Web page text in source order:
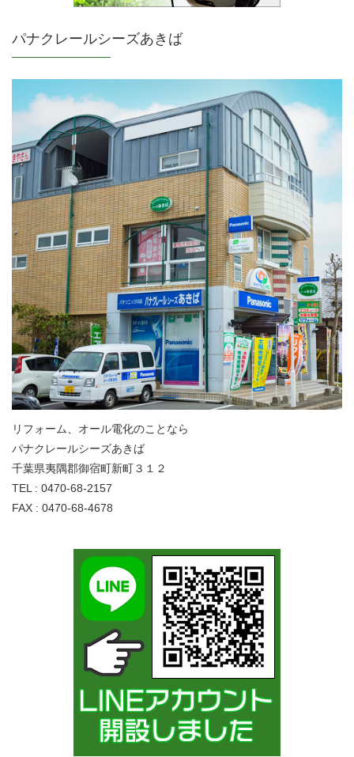
パナクレールシーズあきば
リフォーム、オール電化のことなら
パナクレールシーズあきば
千葉県夷隅郡御宿町新町３１２
TEL : 0470-68-2157
FAX : 0470-68-4678